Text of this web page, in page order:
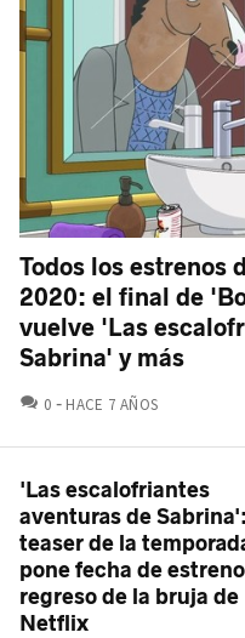
Todos los estrenos
2020: el final de
vuelve 'Las
Sabrina' y más
0 COMENTARIOS
HACE 7 AÑOS
'Las escalofriantes
aventuras de
teaser de la
pone fecha de
regreso de la bruja de
Netflix